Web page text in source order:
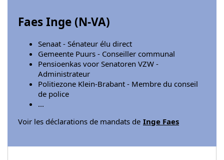
Faes Inge (N-VA)
Senaat - Sénateur élu direct
Gemeente Puurs - Conseiller communal
Pensioenkas voor Senatoren VZW -
Administrateur
Politiezone Klein-Brabant - Membre du conseil
de police
...
Voir les déclarations de mandats de Inge Faes